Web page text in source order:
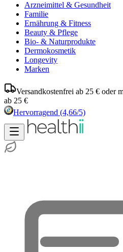
Arzneimittel & Gesundheit
Familie
Ernährung & Fitness
Beauty & Pflege
Bio- & Naturprodukte
Dermokosmetik
Longevity
Marken
Versandkostenfrei ab 25 € oder
ab 25 €
Hervorragend (4,66/5)